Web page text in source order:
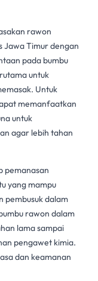
rawon
Jawa Timur dengan
pada bumbu
untuk
Untuk
memanfaatkan
untuk
agar lebih tahan
pemanasan
yang mampu
pembusuk dalam
rawon dalam
lama sampai
pengawet kimia.
dan keamanan